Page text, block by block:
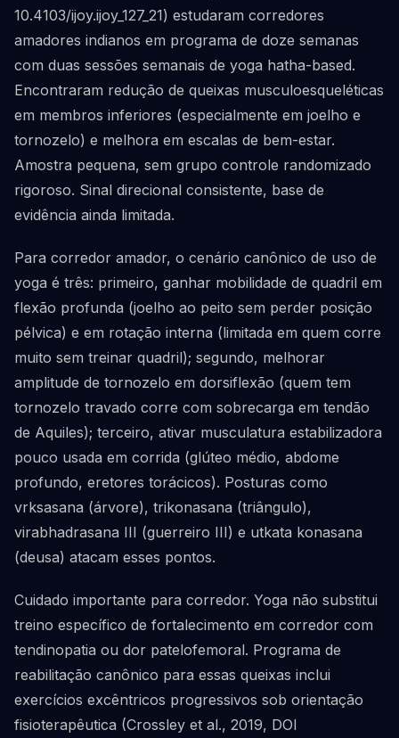
10.4103/ijoy.ijoy_127_21) estudaram corredores
amadores indianos em programa de doze semanas
com duas sessões semanais de yoga hatha-based.
Encontraram redução de queixas musculoesqueléticas
em membros inferiores (especialmente em joelho e
tornozelo) e melhora em escalas de bem-estar.
Amostra pequena, sem grupo controle randomizado
rigoroso. Sinal direcional consistente, base de
evidência ainda limitada.
Para corredor amador, o cenário canônico de uso de
yoga é três: primeiro, ganhar mobilidade de quadril em
flexão profunda (joelho ao peito sem perder posição
pélvica) e em rotação interna (limitada em quem corre
muito sem treinar quadril); segundo, melhorar
amplitude de tornozelo em dorsiflexão (quem tem
tornozelo travado corre com sobrecarga em tendão
de Aquiles); terceiro, ativar musculatura estabilizadora
pouco usada em corrida (glúteo médio, abdome
profundo, eretores torácicos). Posturas como
vrksasana (árvore), trikonasana (triângulo),
virabhadrasana III (guerreiro III) e utkata konasana
(deusa) atacam esses pontos.
Cuidado importante para corredor. Yoga não substitui
treino específico de fortalecimento em corredor com
tendinopatia ou dor patelofemoral. Programa de
reabilitação canônico para essas queixas inclui
exercícios excêntricos progressivos sob orientação
fisioterapêutica (Crossley et al., 2019, DOI